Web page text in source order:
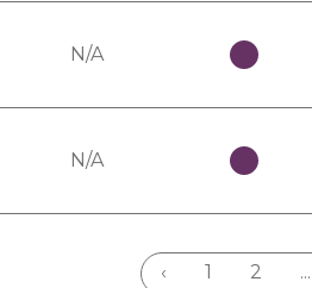
N/A
N/A
‹ 1 2 ...